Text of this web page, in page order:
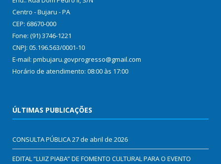
Centro - Bujaru - PA
CEP: 68670-000
Fone: (91) 3746-1221
CNPJ: 05.196.563/0001-10
E-mail: pmbujaru.govprogresso@gmail.com
Horário de atendimento: 08:00 às 17:00
ÚLTIMAS PUBLICAÇÕES
CONSULTA PÚBLICA27 de abril de 2026
EDITAL “LUIZ PIABA” DE FOMENTO CULTURAL PARA O EVENTO